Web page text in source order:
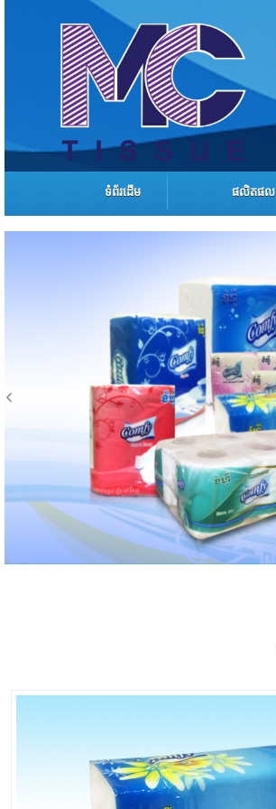
ទំព័រដើម ផលិតផល